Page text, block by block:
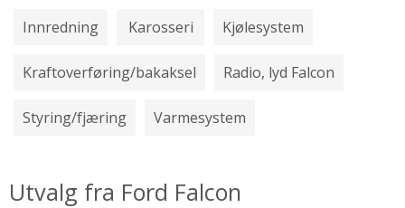
Innredning Karosseri Kjølesystem
Kraftoverføring/bakaksel Radio, lyd Falcon
Styring/fjæring Varmesystem
Utvalg fra Ford Falcon